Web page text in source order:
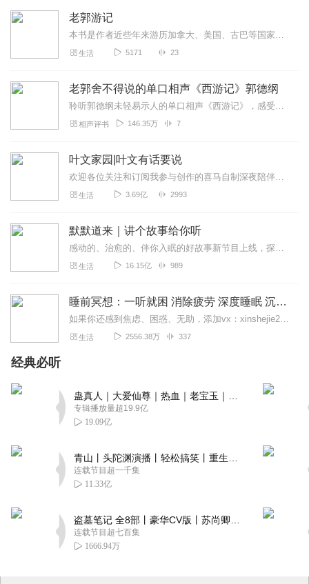
子；有的如出家的道人，睡眼朦胧地拄杖持钵，笑口微开，一副憨
自然现象，积雪融化后顺势形成的冰柱也是人之常情，多少人途经
此地，又有多少人生发出如此美妙之感，我是没有亲自领略冰瀑之
人”“白娘子”……，精妙地将静止的冰瀑描摹的生机灵动，酣畅淋
漓，字里行间流露出自己欣喜和满足以及闲静自然的审美心态，这
特，就是个性化的创作方法。增强了文章的感染力，牵引着读者的
展开“观长虹展览，话长虹精神”一文，笔者形如流水般文字，将你带
到高长虹的故居，走进长虹生平展览馆，了解这位中国现代史上的
《千字文》《三字经》《名贤集》《朱自清之家格言》倒背如流，
产党，创办《狂飙》《弦上》等多种刊物，致力于研究新文法，新
字典的编写工作，为人民写作，反应人民意志，鼓励人民思想，引
领读者爱国爱家，你会被高长虹一生的文学才华献给革命事业的动
人事迹深深震撼，翔实的考究，为家乡有过这么一位伟大的爱国作
老郭游记
本书是作者近些年来游历加拿大、美国、古巴等国家和地区的记录，配合相应文字，作者精选了200多幅一路拍摄的照片，以独特的视角再现了一路上的风土人情和山川景物，其中...
生活 5171 23
老郭舍不得说的单口相声《西游记》郭德纲
聆听郭德纲未轻易示人的单口相声《西游记》，感受一场别具一格的听觉盛宴。郭德纲以其独树一帜的表演风格，赋予《西游记》全新魅力。从唐僧师徒的另类启程，到取经途中遭遇...
相声评书 146.35万 7
叶文家园|叶文有话要说
欢迎各位关注和订阅我参与创作的喜马自制深夜陪伴谈话栏目《听你说·百态人声》【听你说·百态人声】每晚直播连线真实人间故事|叶文现场互动中|人间冷暖，抱团取暖每周...
生活 3.69亿 2993
默默道来｜讲个故事给你听
感动的、治愈的、伴你入眠的好故事新节目上线，探索现实世界的无尽魅力，追求对生活的真实记录《听见人间真相》（点击名称，直达专辑）网易人间故事集持续更新中，邀您关注...
生活 16.15亿 989
睡前冥想：一听就困 消除疲劳 深度睡眠 沉浸体验
如果你还感到焦虑、困惑、无助，添加vx：xinshejie2018、vx公众号：宣萱心伴，与主播宣萱开启心灵交流之旅，共建温暖的精神家园！如果你喜欢我的内容，请...
生活 2556.38万 337
经典必听
专辑播放量超19.9亿
19.09亿
连载节目超一千集
11.33亿
连载节目超七百集
1666.94万